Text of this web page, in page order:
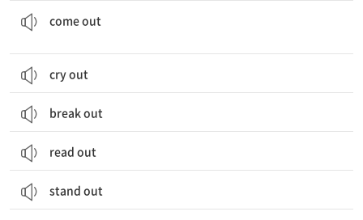
come out
cry out
break out
read out
stand out